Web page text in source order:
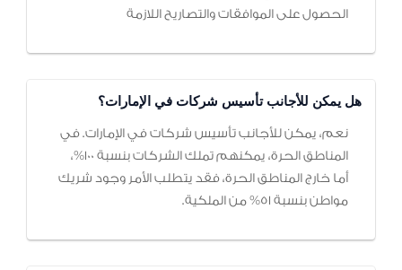
الحصول على الموافقات والتصاريح اللازمة
هل يمكن للأجانب تأسيس شركات في الإمارات؟
نعم، يمكن للأجانب تأسيس شركات في الإمارات. في
المناطق الحرة، يمكنهم تملك الشركات بنسبة 100%،
أما خارج المناطق الحرة، فقد يتطلب الأمر وجود شريك
مواطن بنسبة 51% من الملكية.